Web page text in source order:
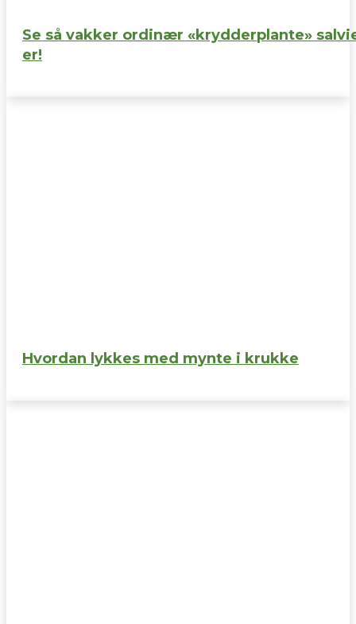
Se så vakker ordinær «krydderplante»
er!
Hvordan lykkes med mynte i krukke